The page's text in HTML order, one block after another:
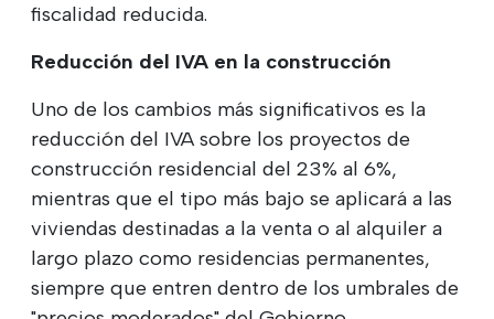
fiscalidad reducida.
Reducción del IVA en la construcción
Uno de los cambios más significativos es la
reducción del IVA sobre los proyectos de
construcción residencial del 23% al 6%,
mientras que el tipo más bajo se aplicará a las
viviendas destinadas a la venta o al alquiler a
largo plazo como residencias permanentes,
siempre que entren dentro de los umbrales de